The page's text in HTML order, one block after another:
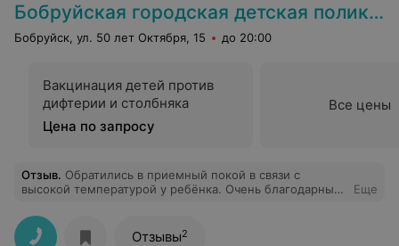
Бобруйская городская детская поликлиника № 3 (филиал УЗ БГДБ)
Бобруйск, ул. 50 лет Октября, 15 до 20:00
Вакцинация детей против
дифтерии и столбняка
Цена по запросу
Все цены
Отзыв. Обратились в приемный покой в связи с
высокой температурой у ребёнка. Очень благодарны
профессиональные и человечные врачи работают в
таких нечеловеческих условиях.
Еще
Отзывы2